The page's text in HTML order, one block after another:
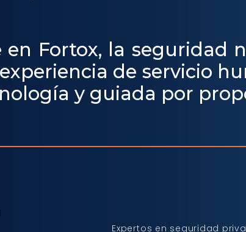
en Fortox, la seguridad
de servicio
y guiada por
Expertos en seguridad